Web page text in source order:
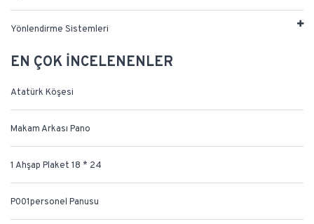
Yönlendirme Sistemleri
EN ÇOK İNCELENENLER
Atatürk Köşesi
Makam Arkası Pano
1 Ahşap Plaket 18 * 24
P001personel Panusu